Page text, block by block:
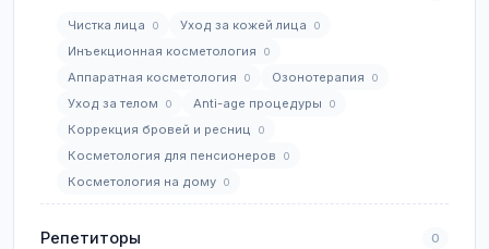
Чистка лица 0 Уход за кожей лица 0
Инъекционная косметология 0
Аппаратная косметология 0 Озонотерапия 0
Уход за телом 0 Anti-age процедуры 0
Коррекция бровей и ресниц 0
Косметология для пенсионеров 0
Косметология на дому 0
Репетиторы 0